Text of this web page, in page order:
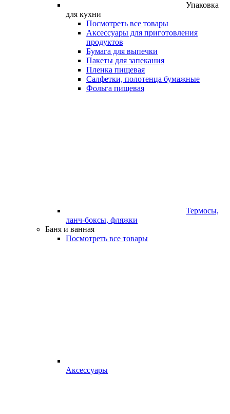
Упаковка
для кухни
Посмотреть все товары
Аксессуары для приготовления
продуктов
Бумага для выпечки
Пакеты для запекания
Пленка пищевая
Салфетки, полотенца бумажные
Фольга пищевая
Термосы,
ланч-боксы, фляжки
Баня и ванная
Посмотреть все товары
Аксессуары